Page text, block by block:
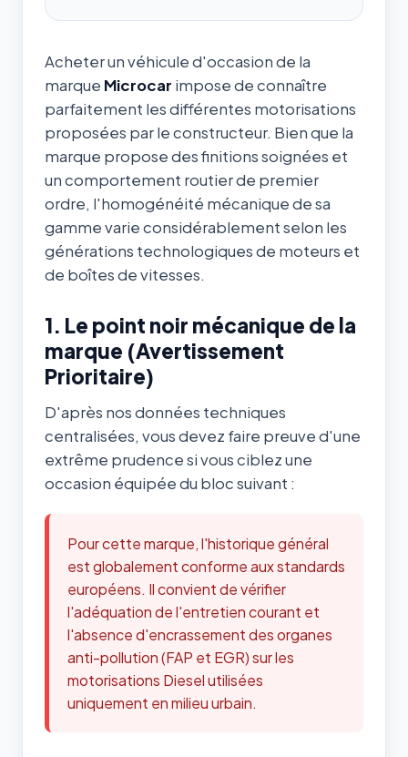
Acheter un véhicule d'occasion de la
marque Microcar impose de connaître
parfaitement les différentes motorisations
proposées par le constructeur. Bien que la
marque propose des finitions soignées et
un comportement routier de premier
ordre, l'homogénéité mécanique de sa
gamme varie considérablement selon les
générations technologiques de moteurs et
de boîtes de vitesses.
1. Le point noir mécanique de la
marque (Avertissement
Prioritaire)
D'après nos données techniques
centralisées, vous devez faire preuve d'une
extrême prudence si vous ciblez une
occasion équipée du bloc suivant :
Pour cette marque, l'historique général
est globalement conforme aux standards
européens. Il convient de vérifier
l'adéquation de l'entretien courant et
l'absence d'encrassement des organes
anti-pollution (FAP et EGR) sur les
motorisations Diesel utilisées
uniquement en milieu urbain.